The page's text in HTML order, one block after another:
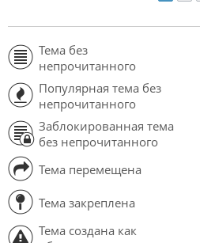
Тема без
непрочитанного
Популярная тема без
непрочитанного
Заблокированная тема
без непрочитанного
Тема перемещена
Тема закреплена
Тема создана как